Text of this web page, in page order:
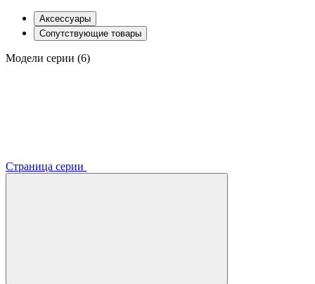
Аксессуары
Сопутствующие товары
Модели серии (6)
Страница серии